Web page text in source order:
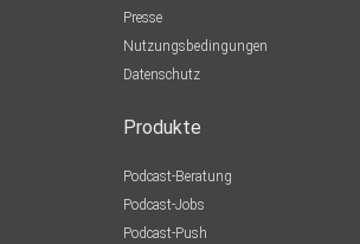
Presse
Nutzungsbedingungen
Datenschutz
Produkte
Podcast-Beratung
Podcast-Jobs
Podcast-Push